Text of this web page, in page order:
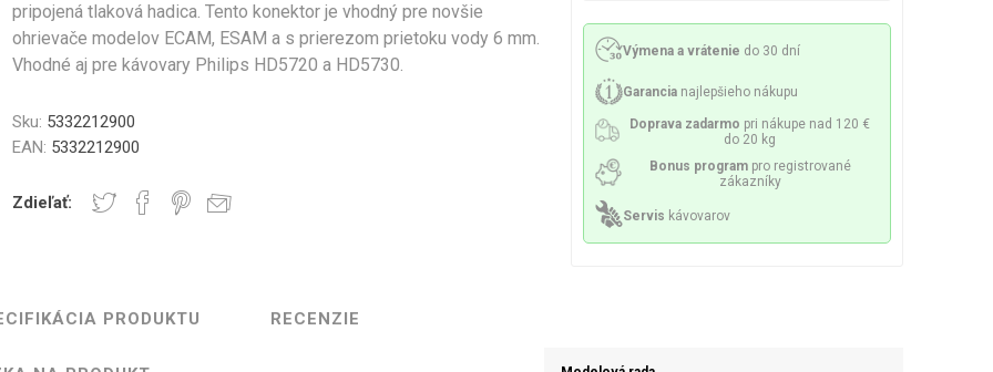
Elektronika Topná telesá a špirály
Skrutky a držiaky Senzory a poistky
pripojená tlaková hadica. Tento konektor je vhodný pre novšie
ohrievače modelov ECAM, ESAM a s prierezom prietoku vody 6 mm.
Vhodné aj pre kávovary Philips HD5720 a HD5730.
Sku: 5332212900
EAN: 5332212900
Zdieľať:
Výmena a vrátenie do 30 dní
Garancia najlepšieho nákupu
Doprava zadarmo pri nákupe nad 120 €
do 20 kg
Bonus program pro registrované
zákazníky
Servis kávovarov
PRODUKTU RECENZIE